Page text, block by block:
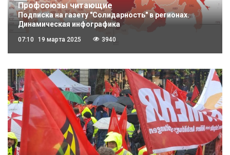
Профсоюзы читающие
Подписка на газету "Солидарность" в регионах.
Динамическая инфографика
07:10 19 марта 2025 3940